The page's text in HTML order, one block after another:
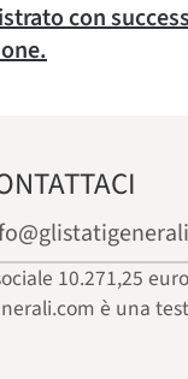
con
10.271,25
è una